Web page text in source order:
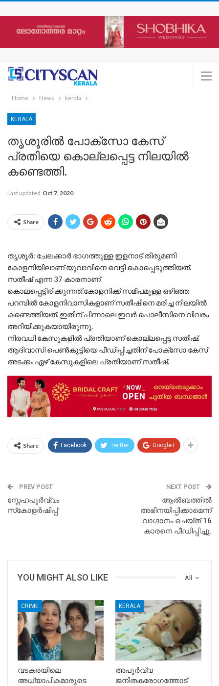
Home News kerala
KERALA
തൃശൂരിൽ പോക്‌സോ കേസ്
പ്രതിയെ കൊല്ലപ്പെട്ട നിലയിൽ
കണ്ടെത്തി.
Last updated Oct 7, 2020
Share
തൃശൂർ: ചേലക്കാർ ഭാഗത്തുള്ള ഇളനാട് തിരുമണി
കോളനിയിലാണ് യുവാവിനെ വെട്ടി കൊപ്പെടുത്തിയത്.
സതീഷ് എന്ന 37 കാരനാണ്
കൊലപ്പെട്ടിരിക്കുന്നത്.കോളനിക്ക് സമീപമുള്ള ഒഴിഞ്ഞ
പറമ്പിൽ കോളനിവാസികളാണ് സതീഷിനെ മരിച്ച നിലയിൽ
കണ്ടെത്തിയത്. ഇതിന് പിന്നാലെ ഇവർ പൊലീസിനെ വിവരം
അറിയിക്കുകയായിരുന്നു.
നിരവധി കേസുകളിൽ പ്രതിയാണ് കൊല്ലപ്പെട്ട സതീഷ്.
ആദിവാസി പെൺകുട്ടിയെ പീഡിപ്പിച്ചതിന് പോക്‌സോ കേസ്
അടക്കം ഏഴ് കേസുകളിലെ പ്രതിയാണ് സതീഷ്.
Share Facebook Twitter Google+
PREV POST
സ്നേഹപൂർവ്വം
സ്‌കോളർഷിപ്പ്
NEXT POST
ആൽബത്തിൽ
അഭിനയിപ്പിക്കാമെന്ന്
വാഗ്ദാനം ചെയ്ത് 16
കാരനെ പീഡിപ്പിച്ചു.
All
YOU MIGHT ALSO LIKE
CRIME
വടകരയിലെ
അധ്യാപികമാരുടെ
KERALA
അപൂര്‍വ്വ
ജനിതകരോഗത്തോട്